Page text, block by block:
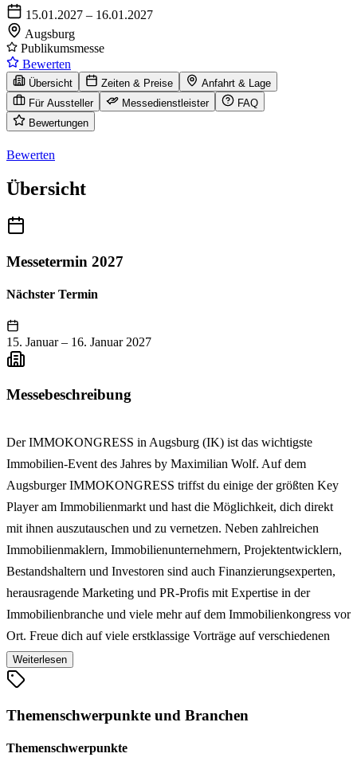
15.01.2027 – 16.01.2027
Augsburg
Publikumsmesse
Bewerten
Übersicht Zeiten & Preise
Anfahrt & Lage
Für Aussteller
Messedienstleister
FAQ
Bewertungen
Bewerten
Übersicht
Messetermin 2027
Nächster Termin
15. Januar – 16. Januar 2027
Messebeschreibung
Der IMMOKONGRESS in Augsburg (IK) ist das wichtigste
Immobilien-Event des Jahres by Maximilian Wolf. Auf dem
Augsburger IMMOKONGRESS triffst du einige der größten Key
Player am Immobilienmarkt und hast die Möglichkeit, dich direkt
mit ihnen auszutauschen und zu vernetzen. Neben zahlreichen
Immobilienmaklern, Immobilienunternehmern, Projektentwicklern,
Bestandshaltern und Investoren sind auch Finanzierungsexperten,
herausragende Marketing und PR-Profis mit Expertise in der
Immobilienbranche ​und viele mehr auf dem Immobilienkongress vor
Ort. Freue dich auf viele erstklassige Vorträge auf verschiedenen
Areas mit internationalen Top-Speakern die bereit sind, ihre
Erfahrungen, Strategien und Geheimnisse mit dir zu teilen. Im
Immobilienbranche. Auf dem IMMOKONGRESS in Augsburg
erfährst du von zahlreichen Experten auf ihrem jeweiligen Gebiet,
Weiterlesen
Themenschwerpunkte und Branchen
Themenschwerpunkte